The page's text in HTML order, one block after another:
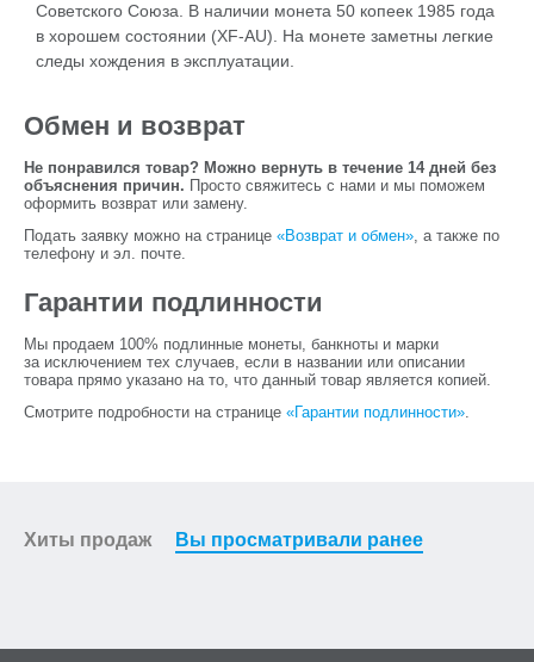
Советского Союза. В наличии монета 50 копеек 1985 года
в хорошем состоянии (XF-AU). На монете заметны легкие
следы хождения в эксплуатации.
Обмен и возврат
Не понравился товар? Можно вернуть в течение 14 дней без
объяснения причин. Просто свяжитесь с нами и мы поможем
оформить возврат или замену.
Подать заявку можно на странице «Возврат и обмен», а также по
телефону и эл. почте.
Гарантии подлинности
Мы продаем 100% подлинные монеты, банкноты и марки
за исключением тех случаев, если в названии или описании
товара прямо указано на то, что данный товар является копией.
Смотрите подробности на странице «Гарантии подлинности».
Хиты продаж Вы просматривали ранее